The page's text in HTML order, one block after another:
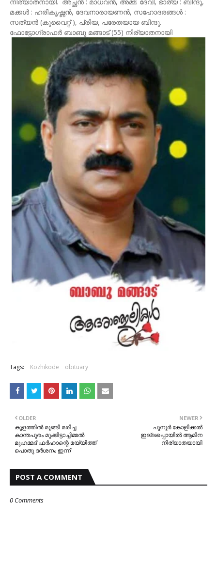
മക്കൾ : ഹരികൃഷ്ണൻ, ദേവനാരായണൻ, സഹോദരങ്ങൾ :
സത്യൻ (കുവൈറ്റ് ), പ്രിയ, പരേതയായ ബിന്ദു.
ഫോട്ടോഗ്രാഫർ ബാബു മങ്ങാട് (55) നിര്യാതനായി
Tags: Kozhikode obituary
NEWER
പൂനൂർ കോളിക്കൽ
ഇല്ലപ്പൊയിൽ ആമിന
നിര്യാതയായി
OLDER
കുളത്തിൽ മുങ്ങി മരിച്ച
കാന്തപുരം മുക്കിട്ടാച്ചിമ്മൽ
മുഹമ്മദ് ഫർഹാന്റെ മയ്യിത്ത്
പൊതു ദർശനം ഇന്ന്
POST A COMMENT
0 Comments